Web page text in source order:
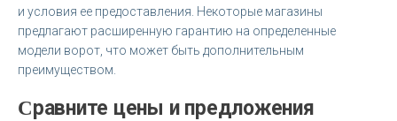
и условия ее предоставления. Некоторые магазины
предлагают расширенную гарантию на определенные
модели ворот, что может быть дополнительным
преимуществом.
Сравните цены и предложения